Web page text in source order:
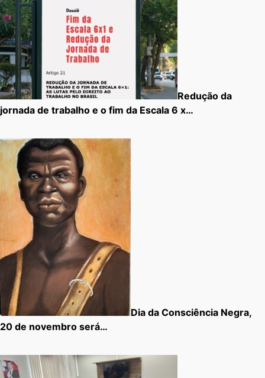
Redução da
jornada de trabalho e o fim da Escala 6 x…
Dia da Consciência Negra,
20 de novembro será…